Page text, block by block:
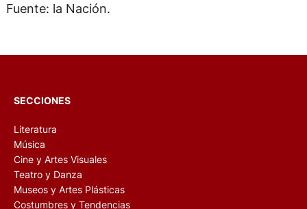
Fuente: la Nación.
SECCIONES
Literatura
Música
Cine y Artes Visuales
Teatro y Danza
Museos y Artes Plásticas
Costumbres y Tendencias